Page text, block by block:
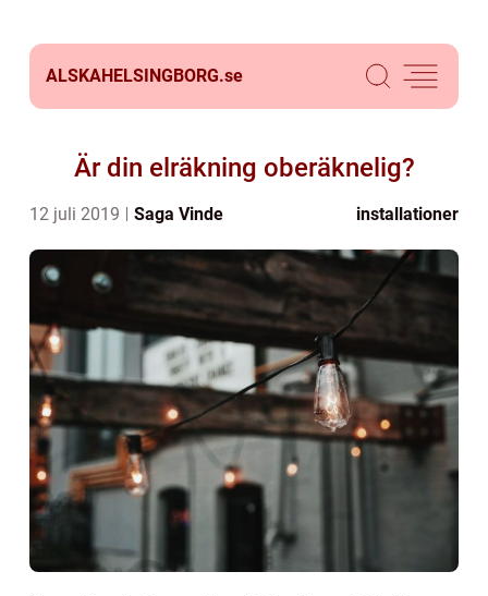
ALSKAHELSINGBORG.se
Är din elräkning oberäknelig?
12 juli 2019 Saga Vinde installationer